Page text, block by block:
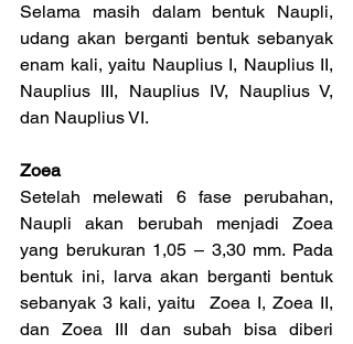
Selama masih dalam bentuk Naupli,
udang akan berganti bentuk sebanyak
enam kali, yaitu Nauplius I, Nauplius II,
Nauplius III, Nauplius IV, Nauplius V,
dan Nauplius VI.
Zoea
Setelah melewati 6 fase perubahan,
Naupli akan berubah menjadi Zoea
yang berukuran 1,05 – 3,30 mm. Pada
bentuk ini, larva akan berganti bentuk
sebanyak 3 kali, yaitu  Zoea I, Zoea II,
dan Zoea III dan subah bisa diberi